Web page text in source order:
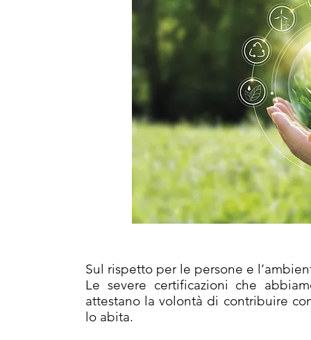
Sul rispetto per le persone e
Le severe certificazioni che
attestano la volontà di contribuire
lo abita.